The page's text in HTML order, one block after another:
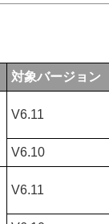
対象バージョン
V6.11
V6.10
V6.11